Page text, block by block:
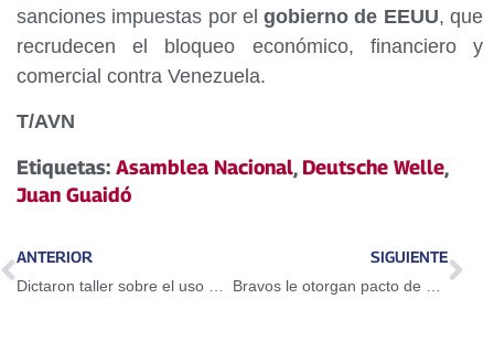
sanciones impuestas por elgobierno de EEUU, que
recrudecen el bloqueo económico, financiero y
comercial contra Venezuela.
T/AVN
Etiquetas: Asamblea Nacional, Deutsche Welle,
Juan Guaidó
ANTERIOR SIGUIENTE